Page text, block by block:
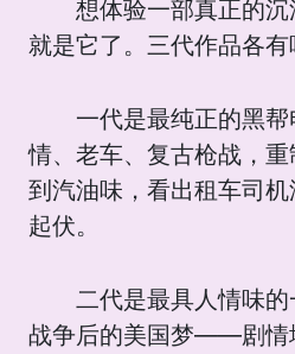
想体验一部真正的
就是它了。三代作品各有
一代是最纯正的黑
情、老车、复古枪战，
到汽油味，看出租车司
起伏。
二代是最具人情味的
战争后的美国梦——剧情